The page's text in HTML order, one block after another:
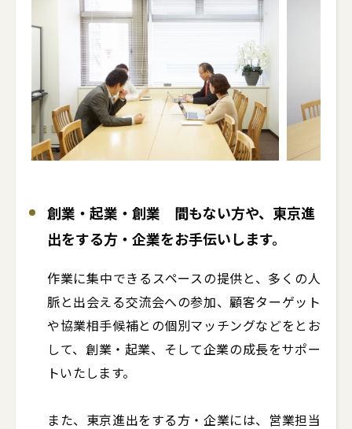
創業・起業・創業 間もない方や、東京進
出をする方・企業をお手伝いします。
作業に集中できるスペースの提供と、多くの人
脈と出会える交流会への参加、顧客ターゲット
や協業相手候補との個別マッチングなどをとお
して、創業・起業、そして企業の成長をサポー
トいたします。
また、東京進出をする方・企業には、営業担当